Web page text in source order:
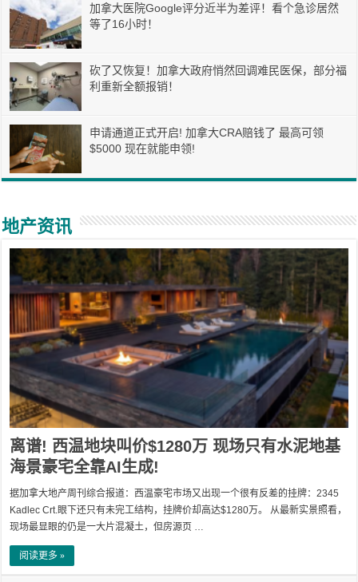
加拿大医院Google评分近半为差评！看个急诊居然
等了16小时！
砍了又恢复！加拿大政府悄然回调难民医保，部分福
利重新全额报销！
申请通道正式开启! 加拿大CRA赔钱了 最高可领
$5000 现在就能申领!
地产资讯
离谱! 西温地块叫价$1280万 现场只有水泥地基
海景豪宅全靠AI生成!
据加拿大地产周刊综合报道：西温豪宅市场又出现一个很有反差的挂牌：2345
Kadlec Crt.眼下还只有未完工结构，挂牌价却高达$1280万。 从最新实景照看，
现场最显眼的仍是一大片混凝土，但房源页 …
阅读更多 »